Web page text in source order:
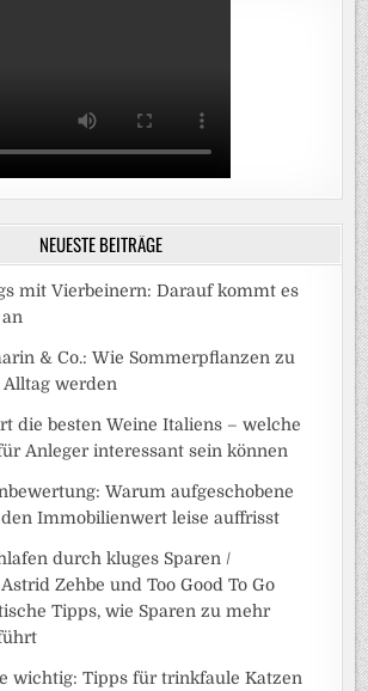
NEUESTE BEITRÄGE
mit Vierbeinern: Darauf kommt es
& Co.: Wie Sommerpflanzen zu
werden
die besten Weine Italiens – welche
Anleger interessant sein können
Warum aufgeschobene
Immobilienwert leise auffrisst
durch kluges Sparen /
Zehbe und Too Good To Go
Tipps, wie Sparen zu mehr
wichtig: Tipps für trinkfaule Katzen